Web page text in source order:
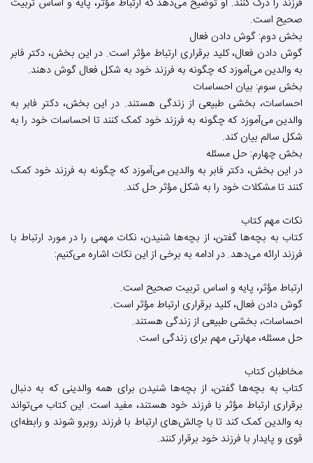
صحیح است.
بخش دوم: گوش دادن فعال
گوش دادن فعال، کلید برقراری ارتباط مؤثر است. در این بخش، دکتر فابر
به والدین می‌آموزد که چگونه به فرزند خود به شکل فعال گوش دهند.
بخش سوم: بیان احساسات
احساسات، بخشی طبیعی از زندگی هستند. در این بخش، دکتر فابر به
والدین می‌آموزد که چگونه به فرزند خود کمک کنند تا احساسات خود را به
شکل سالم بیان کند.
بخش چهارم: حل مسئله
در این بخش، دکتر فابر به والدین می‌آموزد که چگونه به فرزند خود کمک
کنند تا مشکلات خود را به شکل مؤثر حل کند.
نکات مهم کتاب
کتاب به بچه‌ها گفتن، از بچه‌ها شنیدن، نکات مهمی را در مورد ارتباط با
فرزند ارائه می‌دهد. در ادامه به برخی از این نکات اشاره می‌کنیم:
ارتباط مؤثر، پایه و اساس تربیت صحیح است.
گوش دادن فعال، کلید برقراری ارتباط مؤثر است.
احساسات، بخشی طبیعی از زندگی هستند.
حل مسئله، مهارتی مهم برای زندگی است.
مخاطبان کتاب
کتاب به بچه‌ها گفتن، از بچه‌ها شنیدن برای همه والدینی که به دنبال
برقراری ارتباط مؤثر با فرزند خود هستند، مفید است. این کتاب می‌تواند
به والدین کمک کند تا با چالش‌های ارتباط با فرزند روبرو شوند و رابطه‌ای
قوی و پایدار با فرزند خود برقرار کنند.